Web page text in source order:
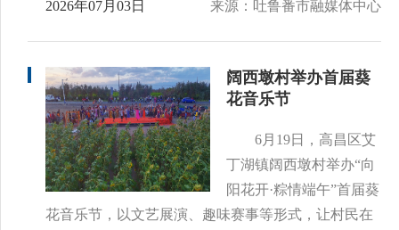
2026年07月03日 来源：吐鲁番市融媒体中心
阔西墩村举办首届葵
花音乐节
6月19日，高昌区艾
丁湖镇阔西墩村举办“向
阳花开·粽情端午”首届葵
花音乐节，以文艺展演、趣味赛事等形式，让村民在